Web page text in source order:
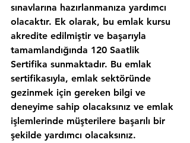
sınavlarına hazırlanmanıza yardımcı
olacaktır. Ek olarak, bu emlak kursu
akredite edilmiştir ve başarıyla
tamamlandığında 120 Saatlik
Sertifika sunmaktadır. Bu emlak
sertifikasıyla, emlak sektöründe
gezinmek için gereken bilgi ve
deneyime sahip olacaksınız ve emlak
işlemlerinde müşterilere başarılı bir
şekilde yardımcı olacaksınız.